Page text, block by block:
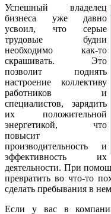
Успешный владелец
бизнеса уже давно
усвоил, что серые
трудовые будни
необходимо как-то
скрашивать. Это
позволит поднять
настроение коллективу
работников и
специалистов, зарядить
их положительной
энергетикой, что
повысит
производительность и
эффективность их
деятельности. При
превратить во что-то
сделать пребывания в
Если у вас в